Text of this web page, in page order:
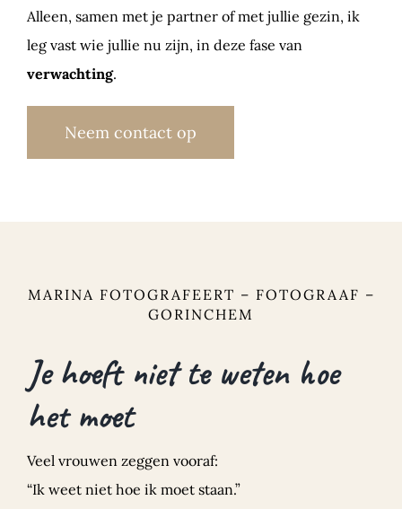
Alleen, samen met je partner of met jullie gezin, ik
leg vast wie jullie nu zijn, in deze fase van
verwachting.
Neem contact op
MARINA FOTOGRAFEERT – FOTOGRAAF –
GORINCHEM
Je hoeft niet te weten hoe
het moet
Veel vrouwen zeggen vooraf:
“Ik weet niet hoe ik moet staan.”